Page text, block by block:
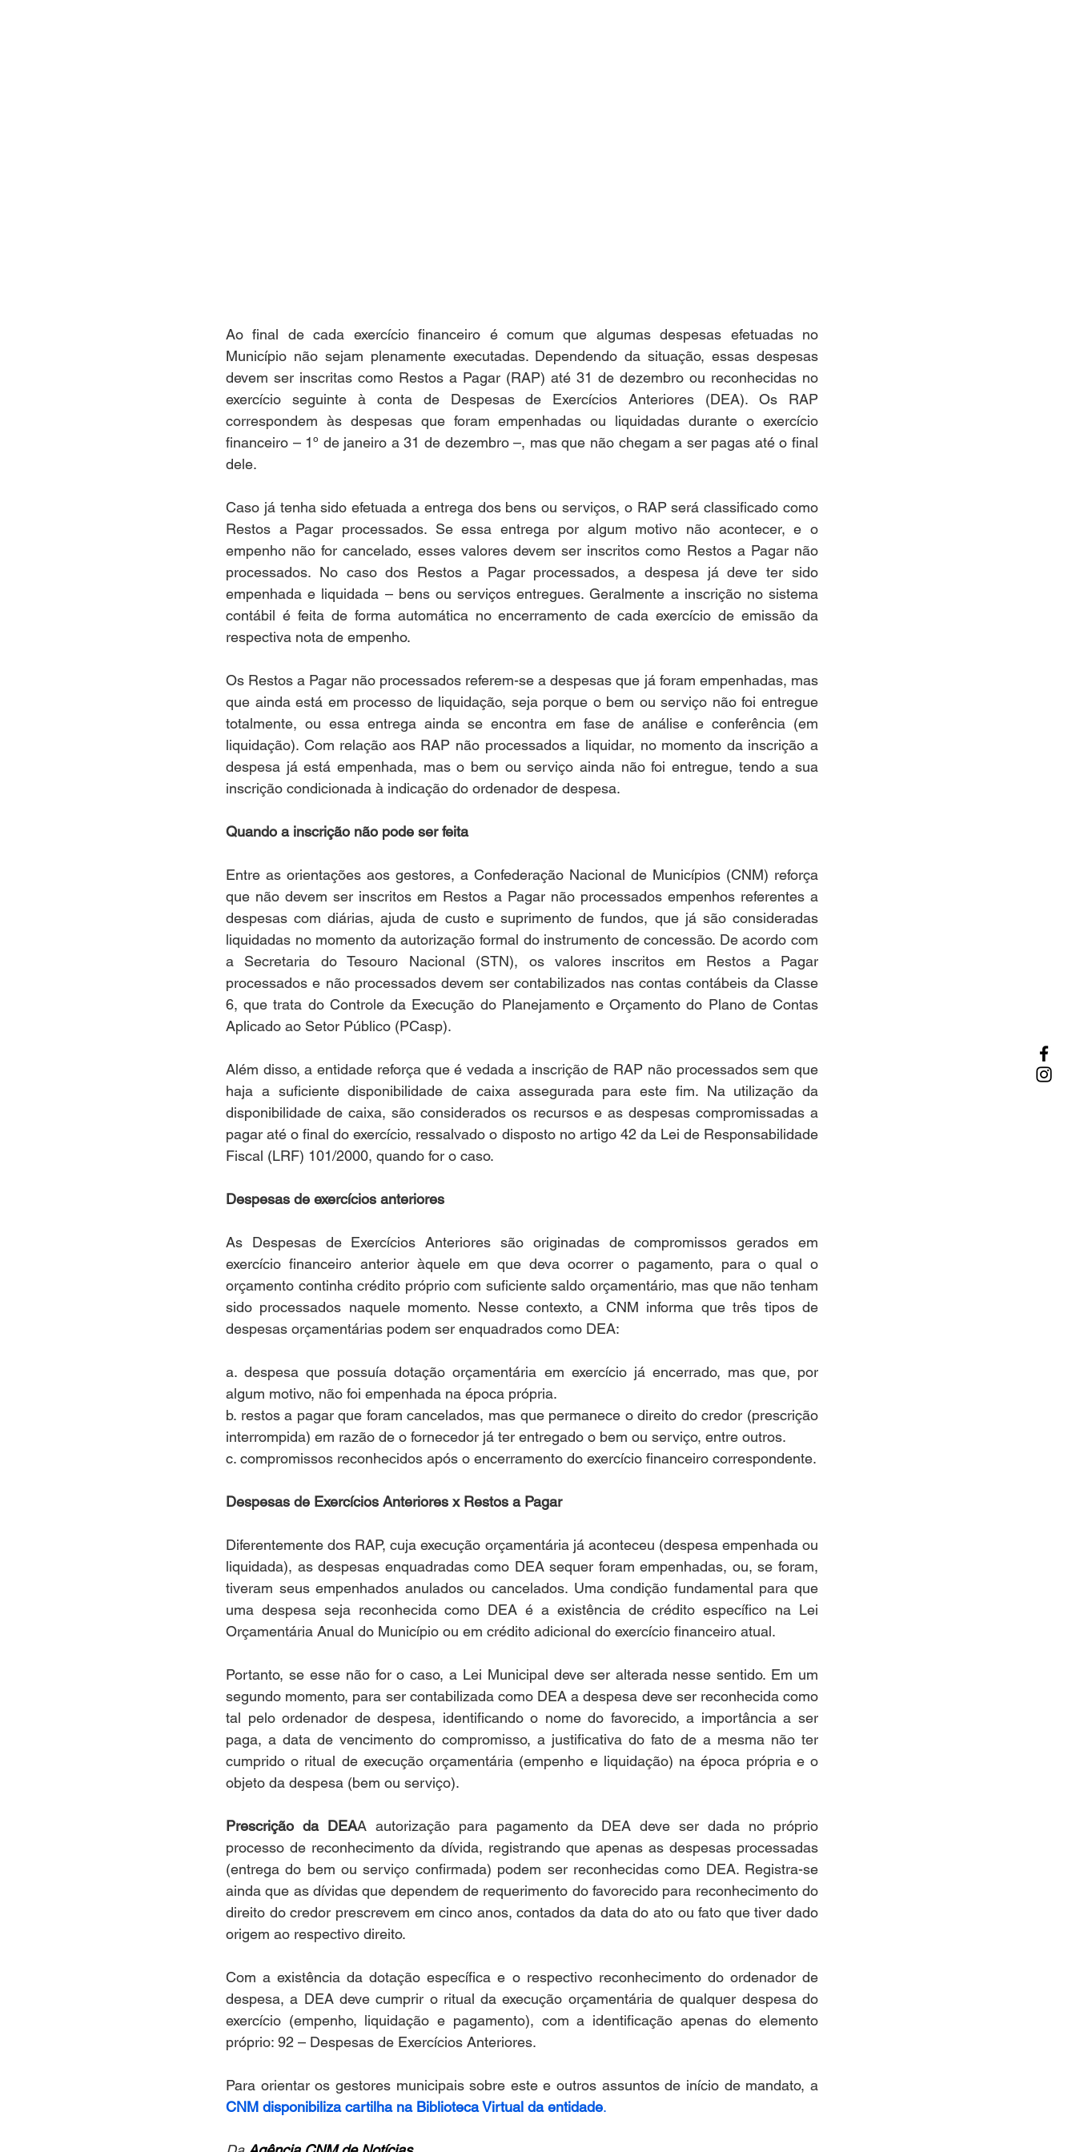
Ao final de cada exercício financeiro é comum que algumas despesas efetuadas no
Município não sejam plenamente executadas. Dependendo da situação, essas despesas
devem ser inscritas como Restos a Pagar (RAP) até 31 de dezembro ou reconhecidas no
exercício seguinte à conta de Despesas de Exercícios Anteriores (DEA). Os RAP
correspondem às despesas que foram empenhadas ou liquidadas durante o exercício
financeiro – 1º de janeiro a 31 de dezembro –, mas que não chegam a ser pagas até o final
dele.
Caso já tenha sido efetuada a entrega dos bens ou serviços, o RAP será classificado como
Restos a Pagar processados. Se essa entrega por algum motivo não acontecer, e o
empenho não for cancelado, esses valores devem ser inscritos como Restos a Pagar não
processados. No caso dos Restos a Pagar processados, a despesa já deve ter sido
empenhada e liquidada – bens ou serviços entregues. Geralmente a inscrição no sistema
contábil é feita de forma automática no encerramento de cada exercício de emissão da
respectiva nota de empenho.
Os Restos a Pagar não processados referem-se a despesas que já foram empenhadas, mas
que ainda está em processo de liquidação, seja porque o bem ou serviço não foi entregue
totalmente, ou essa entrega ainda se encontra em fase de análise e conferência (em
liquidação). Com relação aos RAP não processados a liquidar, no momento da inscrição a
despesa já está empenhada, mas o bem ou serviço ainda não foi entregue, tendo a sua
inscrição condicionada à indicação do ordenador de despesa.
Quando a inscrição não pode ser feita
Entre as orientações aos gestores, a Confederação Nacional de Municípios (CNM) reforça
que não devem ser inscritos em Restos a Pagar não processados empenhos referentes a
despesas com diárias, ajuda de custo e suprimento de fundos, que já são consideradas
liquidadas no momento da autorização formal do instrumento de concessão. De acordo com
a Secretaria do Tesouro Nacional (STN), os valores inscritos em Restos a Pagar
processados e não processados devem ser contabilizados nas contas contábeis da Classe
6, que trata do Controle da Execução do Planejamento e Orçamento do Plano de Contas
Aplicado ao Setor Público (PCasp).
Além disso, a entidade reforça que é vedada a inscrição de RAP não processados sem que
haja a suficiente disponibilidade de caixa assegurada para este fim. Na utilização da
disponibilidade de caixa, são considerados os recursos e as despesas compromissadas a
pagar até o final do exercício, ressalvado o disposto no artigo 42 da Lei de Responsabilidade
Fiscal (LRF) 101/2000, quando for o caso.
Despesas de exercícios anteriores
As Despesas de Exercícios Anteriores são originadas de compromissos gerados em
exercício financeiro anterior àquele em que deva ocorrer o pagamento, para o qual o
orçamento continha crédito próprio com suficiente saldo orçamentário, mas que não tenham
sido processados naquele momento. Nesse contexto, a CNM informa que três tipos de
despesas orçamentárias podem ser enquadrados como DEA:
a. despesa que possuía dotação orçamentária em exercício já encerrado, mas que, por
algum motivo, não foi empenhada na época própria.
b. restos a pagar que foram cancelados, mas que permanece o direito do credor (prescrição
interrompida) em razão de o fornecedor já ter entregado o bem ou serviço, entre outros.
c. compromissos reconhecidos após o encerramento do exercício financeiro correspondente.
Despesas de Exercícios Anteriores x Restos a Pagar
Diferentemente dos RAP, cuja execução orçamentária já aconteceu (despesa empenhada ou
liquidada), as despesas enquadradas como DEA sequer foram empenhadas, ou, se foram,
tiveram seus empenhados anulados ou cancelados. Uma condição fundamental para que
uma despesa seja reconhecida como DEA é a existência de crédito específico na Lei
Orçamentária Anual do Município ou em crédito adicional do exercício financeiro atual.
Portanto, se esse não for o caso, a Lei Municipal deve ser alterada nesse sentido. Em um
segundo momento, para ser contabilizada como DEA a despesa deve ser reconhecida como
tal pelo ordenador de despesa, identificando o nome do favorecido, a importância a ser
paga, a data de vencimento do compromisso, a justificativa do fato de a mesma não ter
cumprido o ritual de execução orçamentária (empenho e liquidação) na época própria e o
objeto da despesa (bem ou serviço).
Prescrição da DEAA autorização para pagamento da DEA deve ser dada no próprio
processo de reconhecimento da dívida, registrando que apenas as despesas processadas
(entrega do bem ou serviço confirmada) podem ser reconhecidas como DEA. Registra-se
ainda que as dívidas que dependem de requerimento do favorecido para reconhecimento do
direito do credor prescrevem em cinco anos, contados da data do ato ou fato que tiver dado
origem ao respectivo direito.
Com a existência da dotação específica e o respectivo reconhecimento do ordenador de
despesa, a DEA deve cumprir o ritual da execução orçamentária de qualquer despesa do
exercício (empenho, liquidação e pagamento), com a identificação apenas do elemento
próprio: 92 – Despesas de Exercícios Anteriores.
CNM disponibiliza cartilha na Biblioteca Virtual da entidade.